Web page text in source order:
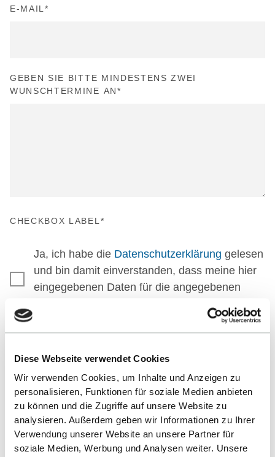
Diese Webseite verwendet Cookies
Wir verwenden Cookies, um Inhalte und Anzeigen zu
personalisieren, Funktionen für soziale Medien anbieten
zu können und die Zugriffe auf unsere Website zu
analysieren. Außerdem geben wir Informationen zu Ihrer
Verwendung unserer Website an unsere Partner für
soziale Medien, Werbung und Analysen weiter. Unsere
E-MAIL*
GEBEN SIE BITTE MINDESTENS ZWEI
WUNSCHTERMINE AN*
CHECKBOX LABEL *
Ja, ich habe die Datenschutzerklärung gelesen
und bin damit einverstanden, dass meine hier
eingegebenen Daten für die angegebenen